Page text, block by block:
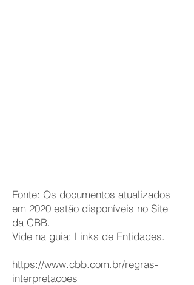
Fonte: Os documentos atualizados
em 2020 estão disponíveis no Site
da CBB.
Vide na guia: Links de Entidades.
https://www.cbb.com.br/regras-
interpretacoes